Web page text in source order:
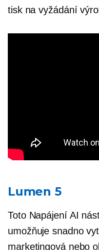
tisk na vyžádání
Lumen 5
Toto Napájení AI
umožňuje snadno
marketingová nebo